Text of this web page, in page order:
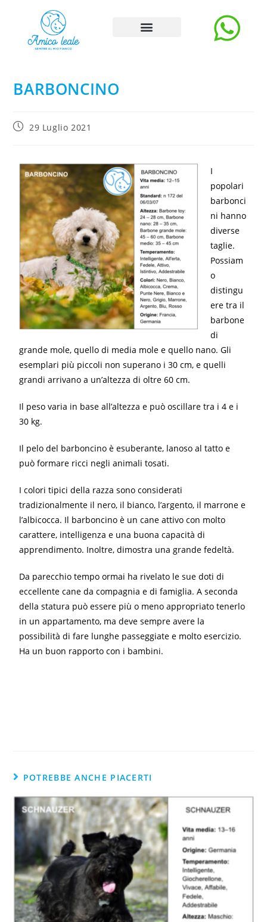
BARBONCINO
29 Luglio 2021
I
popolari
barbonci
ni hanno
diverse
taglie.
Possiam
o
distingu
ere tra il
barbone
di
grande mole, quello di media mole e quello nano. Gli
esemplari più piccoli non superano i 30 cm, e quelli
grandi arrivano a un’altezza di oltre 60 cm.
Il peso varia in base all’altezza e può oscillare tra i 4 e i
30 kg.
Il pelo del barboncino è esuberante, lanoso al tatto e
può formare ricci negli animali tosati.
I colori tipici della razza sono considerati
tradizionalmente il nero, il bianco, l’argento, il marrone e
l’albicocca. Il barboncino è un cane attivo con molto
carattere, intelligenza e una buona capacità di
apprendimento. Inoltre, dimostra una grande fedeltà.
Da parecchio tempo ormai ha rivelato le sue doti di
eccellente cane da compagnia e di famiglia. A seconda
della statura può essere più o meno appropriato tenerlo
in un appartamento, ma deve sempre avere la
possibilità di fare lunghe passeggiate e molto esercizio.
Ha un buon rapporto con i bambini.
POTREBBE ANCHE PIACERTI